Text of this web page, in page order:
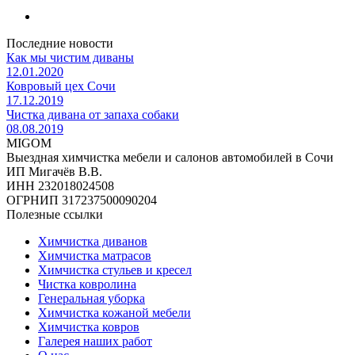
Последние новости
Как мы чистим диваны
12.01.2020
Ковровый цех Сочи
17.12.2019
Чистка дивана от запаха собаки
08.08.2019
MIGOM
Выездная химчистка мебели и салонов автомобилей в Сочи
ИП Мигачёв В.В.
ИНН 232018024508
ОГРНИП 317237500090204
Полезные ссылки
Химчистка диванов
Химчистка матрасов
Химчистка стульев и кресел
Чистка ковролина
Генеральная уборка
Химчистка кожаной мебели
Химчистка ковров
Галерея наших работ